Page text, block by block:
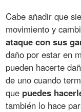
Cabe añadir que
movimiento y
ataque con sus
daño por estar en
pueden hacerte
de uno cuando
que puedes
también lo hace